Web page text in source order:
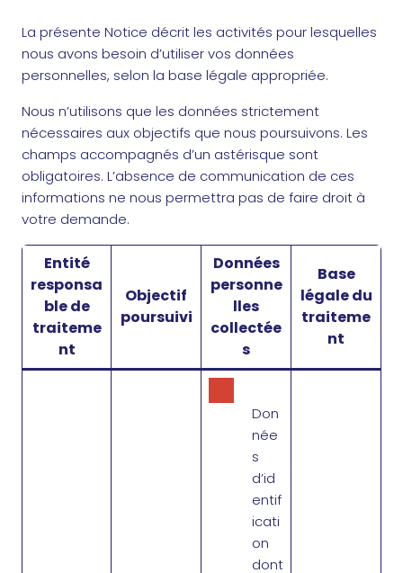
La présente Notice décrit les activités pour lesquelles
nous avons besoin d’utiliser vos données
personnelles, selon la base légale appropriée.
Nous n’utilisons que les données strictement
nécessaires aux objectifs que nous poursuivons. Les
champs accompagnés d’un astérisque sont
obligatoires. L’absence de communication de ces
informations ne nous permettra pas de faire droit à
votre demande.
Entité
responsa
ble de
traiteme
nt
Objectif
poursuivi
Données
personne
lles
collectée
s
Base
légale du
traiteme
nt
Don
née
s
d’id
entif
icati
on
dont